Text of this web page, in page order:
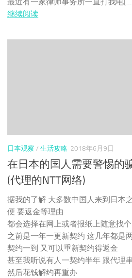
继续阅读
日本观察 / 生活攻略 2018年6月9日
在日本的国人需要警惕的
(代理的NTT网络)
据我的了解 大多数中国人来到日本
便 要返金等理由
都会选择在网上或者报纸上随意找
之前是一年一更新契约 这几年都是
契约一到 又可以重新契约得返金
甚至我听说有人一契约半年 跟代理
然后花钱解约再重办